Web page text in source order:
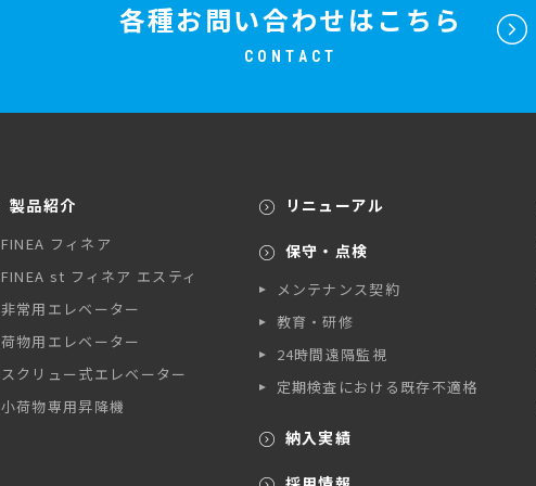
各種お問い合わせはこちら
CONTACT
製品紹介
FINEA フィネア
FINEA st フィネア エスティ
非常用エレベーター
荷物用エレベーター
スクリュー式エレベーター
小荷物専用昇降機
リニューアル
保守・点検
メンテナンス契約
教育・研修
24時間遠隔監視
定期検査における既存不適格
納入実績